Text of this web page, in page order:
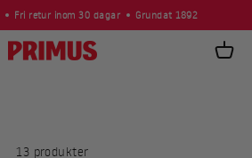
Fri retur inom 30 dagar Grundat 1892
Primus
13 produkter